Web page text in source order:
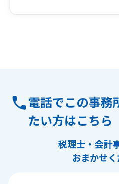
電話でこの事務
たい方はこちら
税理士・会計
おまかせく